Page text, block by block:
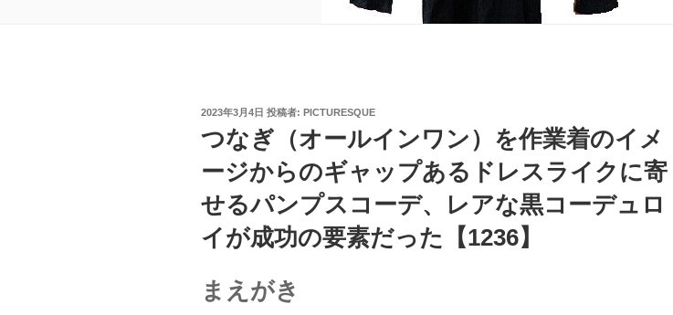
投
日:
2023年3月4日 投稿者: PICTURESQUE
つなぎ（オールインワン）を作業着のイメ
ージからのギャップあるドレスライクに寄
せるパンプスコーデ、レアな黒コーデュロ
イが成功の要素だった【1236】
まえがき